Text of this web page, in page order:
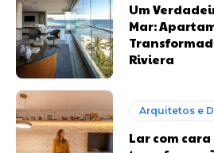
Um
Mar:
Riviera
Arquitetos e
Lar com cara